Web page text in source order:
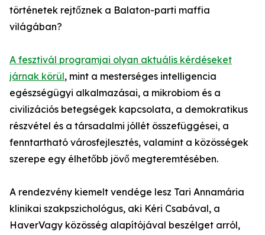
történetek rejtőznek a Balaton-parti maffia
világában?
A fesztivál programjai olyan aktuális kérdéseket
járnak körül, mint a mesterséges intelligencia
egészségügyi alkalmazásai, a mikrobiom és a
civilizációs betegségek kapcsolata, a demokratikus
részvétel és a társadalmi jóllét összefüggései, a
fenntartható városfejlesztés, valamint a közösségek
szerepe egy élhetőbb jövő megteremtésében.
A rendezvény kiemelt vendége lesz Tari Annamária
klinikai szakpszichológus, aki Kéri Csabával, a
HaverVagy közösség alapítójával beszélget arról,